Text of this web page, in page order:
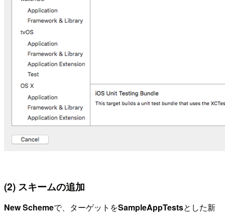
(2) スキームの追加
New Schemeで、ターゲットをSampleAppTestsとした新